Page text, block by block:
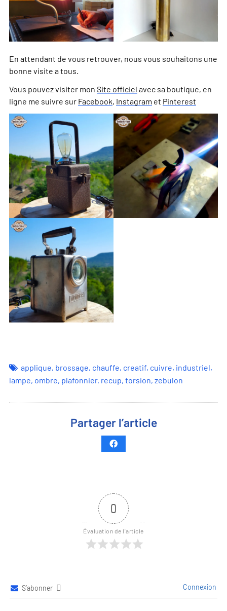
En attendant de vous retrouver, nous vous souhaitons une
bonne visite a tous.
Vous pouvez visiter mon Site officiel avec sa boutique, en
ligne me suivre sur Facebook, Instagram et Pinterest
applique, brossage, chauffe, creatif, cuivre, industriel,
lampe, ombre, plafonnier, recup, torsion, zebulon
Partager l’article
0
Évaluation de l'article
S’abonner Connexion